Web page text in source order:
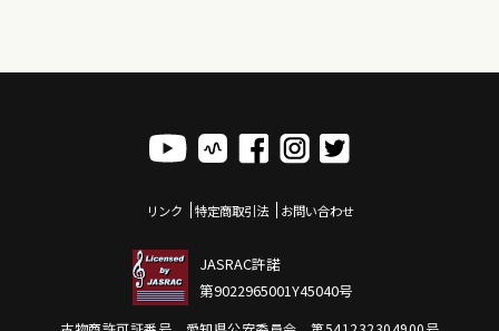
リンク 特定商取引法 お問い合わせ
JASRAC許諾
第9022965001Y45040号